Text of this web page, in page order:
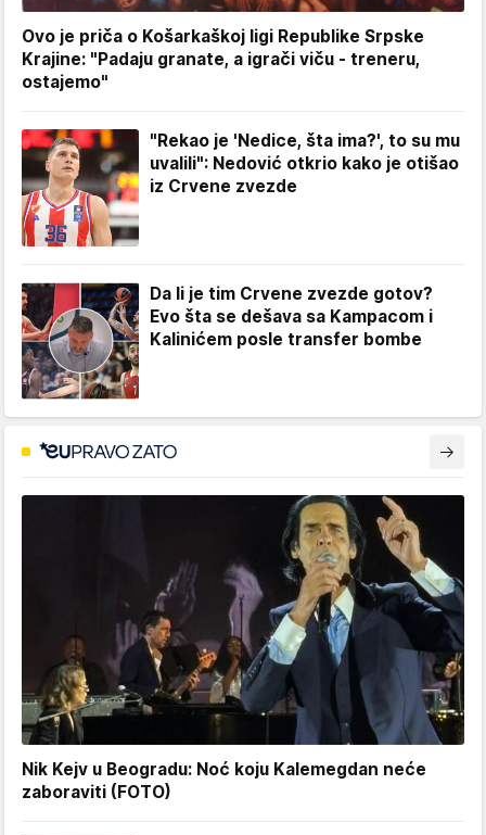
Ovo je priča o Košarkaškoj ligi Republike Srpske
Krajine: "Padaju granate, a igrači viču - treneru,
ostajemo"
"Rekao je 'Nedice, šta ima?', to su mu
uvalili": Nedović otkrio kako je otišao
iz Crvene zvezde
Da li je tim Crvene zvezde gotov?
Evo šta se dešava sa Kampacom i
Kalinićem posle transfer bombe
Nik Kejv u Beogradu: Noć koju Kalemegdan neće
zaboraviti (FOTO)